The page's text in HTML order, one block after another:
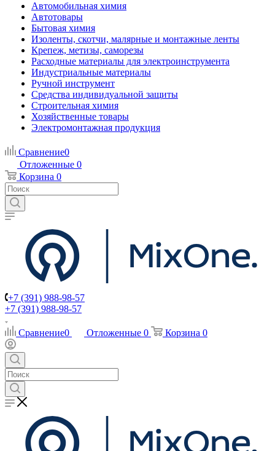
Автомобильная химия
Автотовары
Бытовая химия
Изоленты, скотчи, малярные и монтажные ленты
Крепеж, метизы, саморезы
Расходные материалы для электроинструмента
Индустриальные материалы
Ручной инструмент
Средства индивидуальной защиты
Строительная химия
Хозяйственные товары
Электромонтажная продукция
Сравнение0
Отложенные 0
Корзина 0
+7 (391) 988-98-57
+7 (391) 988-98-57
Сравнение0 Отложенные 0 Корзина 0